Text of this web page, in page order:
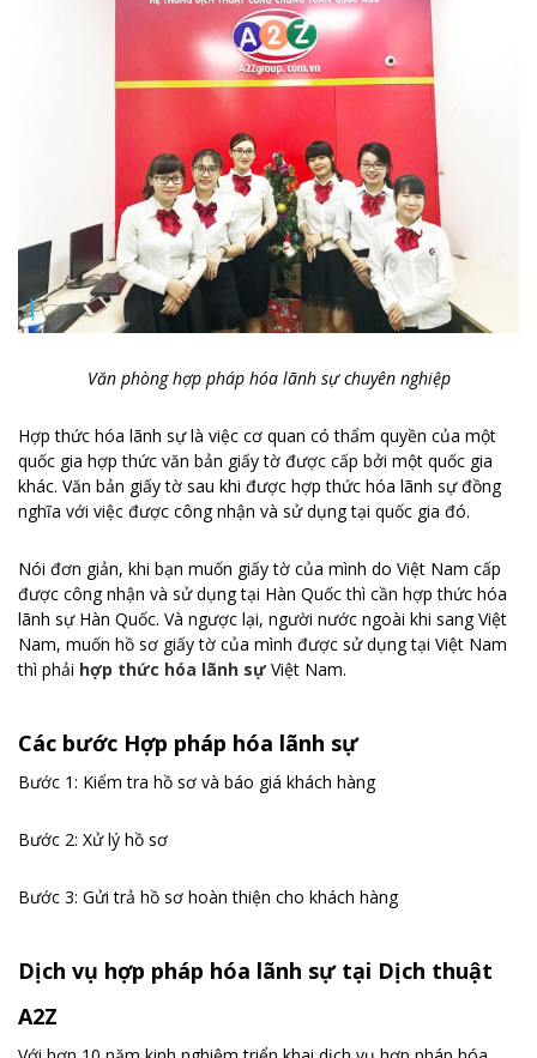
Văn phòng hợp pháp hóa lãnh sự chuyên nghiệp
Hợp thức hóa lãnh sự là việc cơ quan có thẩm quyền của một
quốc gia hợp thức văn bản giấy tờ được cấp bởi một quốc gia
khác. Văn bản giấy tờ sau khi được hợp thức hóa lãnh sự đồng
nghĩa với việc được công nhận và sử dụng tại quốc gia đó.
Nói đơn giản, khi bạn muốn giấy tờ của mình do Việt Nam cấp
được công nhận và sử dụng tại Hàn Quốc thì cần hợp thức hóa
lãnh sự Hàn Quốc. Và ngược lại, người nước ngoài khi sang Việt
Nam, muốn hồ sơ giấy tờ của mình được sử dụng tại Việt Nam
thì phải hợp thức hóa lãnh sựViệt Nam.
Các bước Hợp pháp hóa lãnh sự
Bước 1: Kiểm tra hồ sơ và báo giá khách hàng
Bước 2: Xử lý hồ sơ
Bước 3: Gửi trả hồ sơ hoàn thiện cho khách hàng
Dịch vụ hợp pháp hóa lãnh sự tại Dịch thuật
A2Z